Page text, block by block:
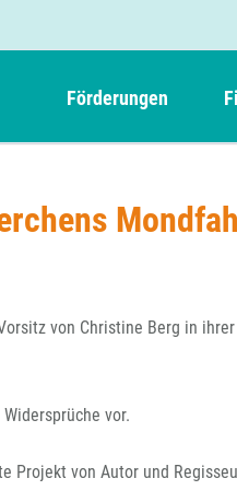
Förderungen
Navigation
überspringen
Einreich- und
Webinare
Nachhaltigkeit
Sperrfristen
Kurzfilmpreis
German Films
FFA
von Christine Berg in
vor.
Projekt von Autor und